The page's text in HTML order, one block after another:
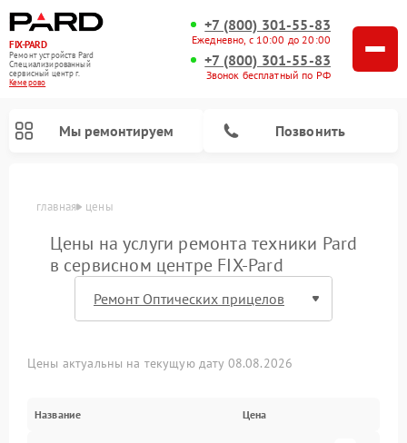
FIX-PARD
Ремонт устройств Pard
Специализированный
cервисный центр г.
Кемерово
+7 (800) 301-55-83
Ежедневно, с 10:00 до 20:00
+7 (800) 301-55-83
Звонок бесплатный по РФ
Мы ремонтируем Позвонить
главная цены
Цены на услуги ремонта техники Pard
в сервисном центре FIX-Pard
Цены актуальны на текущую дату 08.08.2026
Название Цена